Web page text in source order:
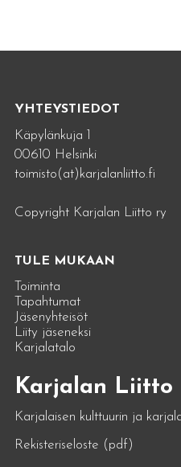
YHTEYSTIEDOT
Käpylänkuja 1
00610 Helsinki
toimisto(at)karjalanliitto.fi
Copyright Karjalan Liitto ry
TULE MUKAAN
Toiminta
Tapahtumat
Jäsenyhteisöt
Liity jäseneksi
Karjalatalo
Karjalan Liitto
Karjalaisen kulttuurin ja
Rekisteriseloste (pdf)